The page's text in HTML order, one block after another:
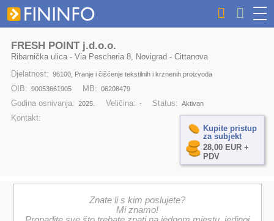
FRESH POINT j.d.o.o.
Ribarnička ulica - Via Pescheria 8, Novigrad - Cittanova
Djelatnost: 96100, Pranje i čišćenje tekstilnih i krznenih proizvoda
OIB: 90053661905 MB: 06208479
Godina osnivanja: 2025. Veličina: - Status: Aktivan
Kontakt:
Kupite pristup
za subjekt
28,00 EUR +
PDV
Znate li s kim poslujete?
Mi znamo!